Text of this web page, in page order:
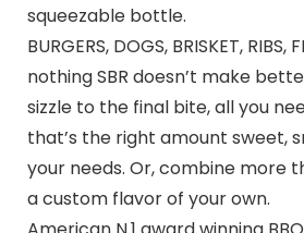
squeezable bottle.
BURGERS, DOGS, BRISKET, RIBS,
nothing SBR doesn’t make
sizzle to the final bite, all you
that’s the right amount sweet,
your needs. Or, combine more
a custom flavor of your own.